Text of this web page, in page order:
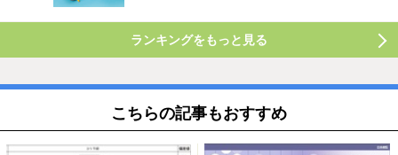
ランキングをもっと見る
こちらの記事もおすすめ